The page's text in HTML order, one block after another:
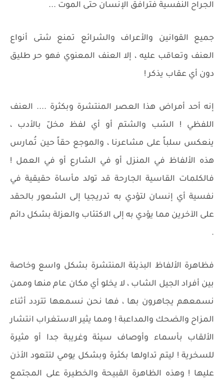
الجراح النفسية فترافق الإنسان حتى الموت ...
جميع القوانين والأعراف والشرائع تمنع شتى أنواع
العنف وتعاقب عليه ، إلا العنف المعنوي فهو حر طليق
دون أي عقاب يذكر !
إنه أحد أمراض هذا العصر المنتشرة وبكثرة .... العنف
اللفظي ! السّب والشتم أو أي لفظ مخلّ بالأدب ،
ينعكس سلباً على مشاعرنا ، والموجع حقاً حين تُمارس
هذه الألفاظ في المنزل أو في الشارع أو في العمل !
فالكلمات القاسية الجارحة قد تولد مأساة حقيقية في
نفسية أي إنسان لتؤدي به تدريجيا إلى الشعور بالحقد
على الآخرين مما يؤدي به إلى الاكتئاب والعزلة بشكل دائم
.
فظاهرة الألفاظ البذيئة المنتشرة بشكل واسع وخاصة
بين أفراد الجيل الشاب ، لا يخلو أي مكان عام منها وممن
نسمعهم يجاهرون بها ، فها نحن نسمعها تتردد أثناء
المزاح والضحك والمداعبة ! ومما يثير الاستغراب انتشار
الألقاب بأسماء وأوصاف سيئة وغريبة جدا أو مثيرة
للسخرية ! ليتم تداولها بكثرة وبشكل يومي لتتعود الأذن
عليها ! وهذه الظاهرة القبيحة والخطيرة على المجتمع